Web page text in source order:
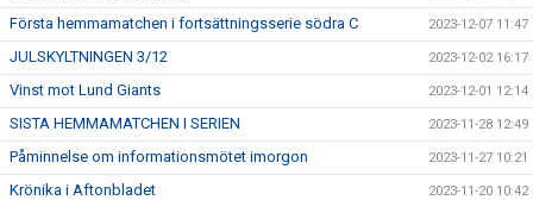
Första hemmamatchen i fortsättningsserie södra C 2023-12-07 11:47
JULSKYLTNINGEN 3/12 2023-12-02 16:17
Vinst mot Lund Giants 2023-12-01 12:14
SISTA HEMMAMATCHEN I SERIEN 2023-11-28 12:49
Påminnelse om informationsmötet imorgon 2023-11-27 10:21
Krönika i Aftonbladet 2023-11-20 10:42